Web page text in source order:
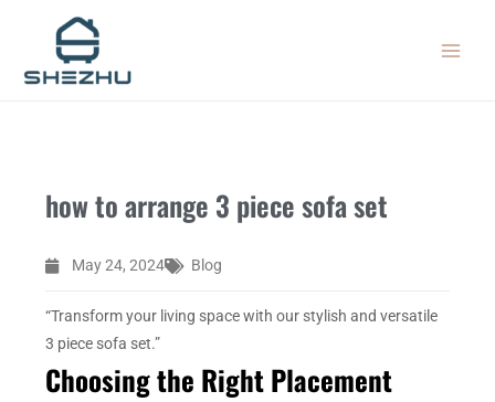
content
how to arrange 3 piece sofa set
May 24, 2024 Blog
“Transform your living space with our stylish and versatile
3 piece sofa set.”
Choosing the Right Placement